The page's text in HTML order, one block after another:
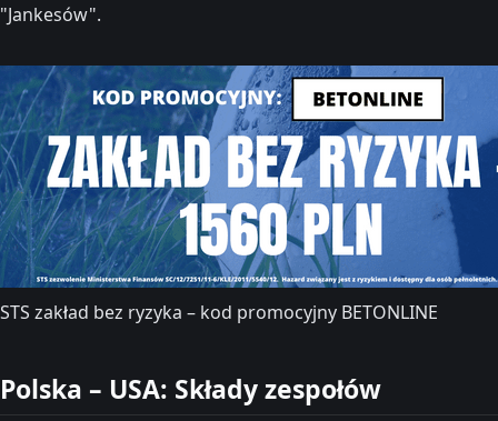
"Jankesów".
STS zakład bez ryzyka – kod promocyjny BETONLINE
Polska – USA: Składy zespołów